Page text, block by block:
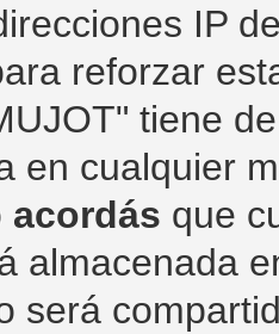
IP
reforzar
tiene
en cualquier
acordás que
almacenada
será